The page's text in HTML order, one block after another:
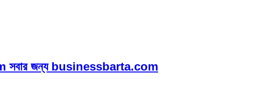
জন্য businessbarta.com